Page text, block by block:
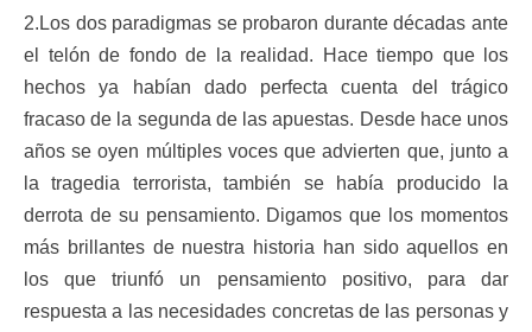
2.Los dos paradigmas se probaron durante décadas ante
el telón de fondo de la realidad. Hace tiempo que los
hechos ya habían dado perfecta cuenta del trágico
fracaso de la segunda de las apuestas. Desde hace unos
años se oyen múltiples voces que advierten que, junto a
la tragedia terrorista, también se había producido la
derrota de su pensamiento. Digamos que los momentos
más brillantes de nuestra historia han sido aquellos en
los que triunfó un pensamiento positivo, para dar
respuesta a las necesidades concretas de las personas y